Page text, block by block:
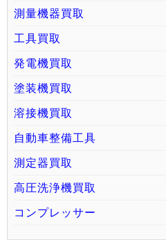
測量機器買取
工具買取
発電機買取
塗装機買取
溶接機買取
自動車整備工具
測定器買取
高圧洗浄機買取
コンプレッサー